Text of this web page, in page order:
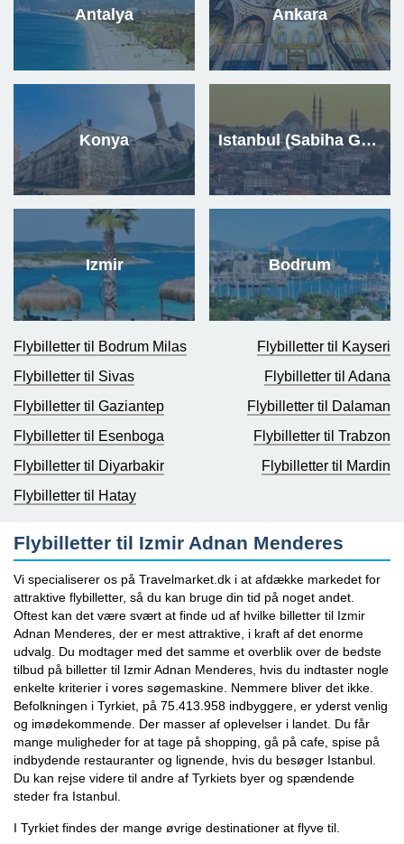
Antalya Ankara
Konya Istanbul (Sabiha Gokcen)
Izmir Bodrum
Flybilletter til Bodrum Milas
Flybilletter til Kayseri
Flybilletter til Sivas
Flybilletter til Adana
Flybilletter til Gaziantep
Flybilletter til Dalaman
Flybilletter til Esenboga
Flybilletter til Trabzon
Flybilletter til Diyarbakir
Flybilletter til Mardin
Flybilletter til Hatay
Flybilletter til Izmir Adnan Menderes
Vi specialiserer os på Travelmarket.dk i at afdække markedet for
attraktive flybilletter, så du kan bruge din tid på noget andet.
Oftest kan det være svært at finde ud af hvilke billetter til Izmir
Adnan Menderes, der er mest attraktive, i kraft af det enorme
udvalg. Du modtager med det samme et overblik over de bedste
tilbud på billetter til Izmir Adnan Menderes, hvis du indtaster nogle
enkelte kriterier i vores søgemaskine. Nemmere bliver det ikke.
Befolkningen i Tyrkiet, på 75.413.958 indbyggere, er yderst venlig
og imødekommende. Der masser af oplevelser i landet. Du får
mange muligheder for at tage på shopping, gå på cafe, spise på
indbydende restauranter og lignende, hvis du besøger Istanbul.
Du kan rejse videre til andre af Tyrkiets byer og spændende
steder fra Istanbul.
I Tyrkiet findes der mange øvrige destinationer at flyve til.